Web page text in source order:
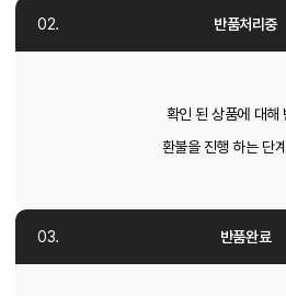
반품처리중
확인 된 상품에 대해
환불을 진행 하는 단
반품완료